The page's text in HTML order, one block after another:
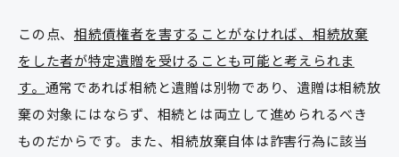
この点、 相続債権者を害することがなければ、相続放棄
をした者が特定遺贈を受けることも可能と考えられま
す。 通常であれば相続と遺贈は別物であり、遺贈は相続放
棄の対象にはならず、相続とは両立して進められるべき
ものだからです。また、相続放棄自体は詐害行為に該当